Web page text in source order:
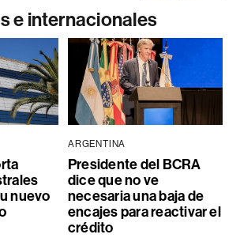
e internacionales
nuevo
ARGENTINA
Presidente del BCRA
dice que no ve
necesaria una baja de
encajes para reactivar el
crédito